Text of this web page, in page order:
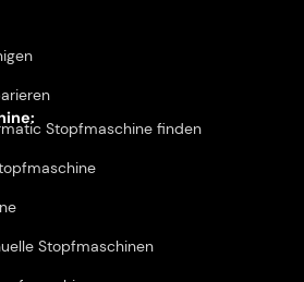
Stopfmaschine finden
Stopfmaschinen